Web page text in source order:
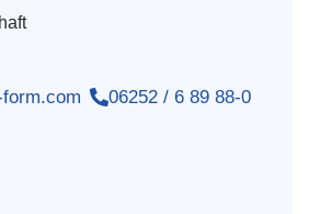
06252 / 6 89 88-0